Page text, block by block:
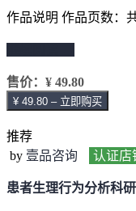
作品说明 作品页数：
售价： ¥ 49.80
¥ 49.80 – 立即购买
推荐
by 壹品咨询 认证店
患者生理行为分析科